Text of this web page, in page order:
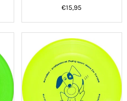
Normale
€15,95